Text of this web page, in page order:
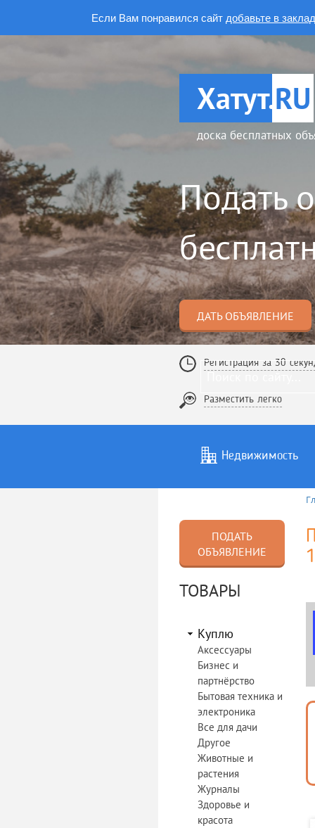
Если Вам понравился сайт добавьте в
Хатут.RU
доска бесплатных
Подать
ДАТЬ ОБЪЯВЛЕНИЕ
Регистрация за 30
Разместить легко
Недвижимость
Услуги
ПОДАТЬ
ОБЪЯВЛЕНИЕ
ТОВАРЫ
Куплю
Аксессуары
Бизнес и
партнёрство
Бытовая техника и
электроника
Все для дачи
Другое
Животные и
растения
Журналы
Здоровье и
красота